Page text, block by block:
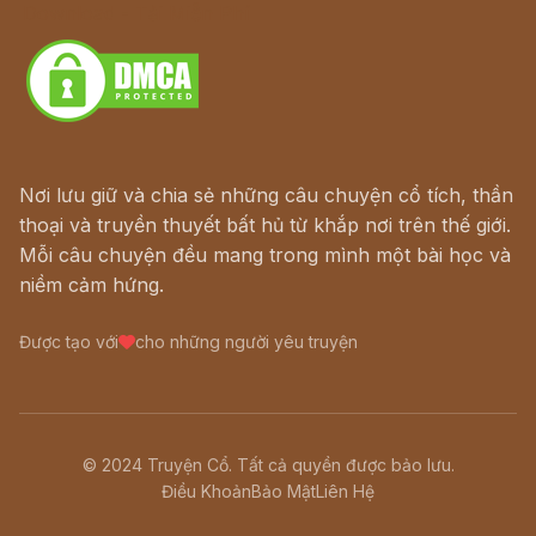
Nơi lưu giữ và chia sẻ những câu chuyện cổ tích, thần
thoại và truyền thuyết bất hủ từ khắp nơi trên thế giới.
Mỗi câu chuyện đều mang trong mình một bài học và
niềm cảm hứng.
Được tạo với cho những người yêu truyện
© 2024 Truyện Cổ. Tất cả quyền được bảo lưu.
Điều KhoảnBảo MậtLiên Hệ